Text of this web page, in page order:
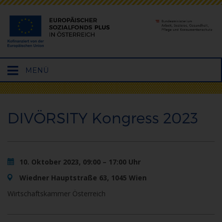
Hauptmenü
öffnen
MENÜ
DIVÖRSITY Kongress 2023
10. Oktober 2023, 09:00 – 17:00 Uhr
Wiedner Hauptstraße 63, 1045 Wien
Wirtschaftskammer Österreich